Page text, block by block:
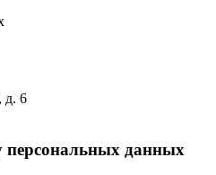
д. 6
персональных данных